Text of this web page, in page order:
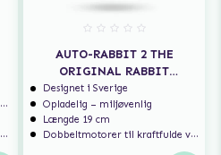
AUTO-RABBIT 2 THE
ORIGINAL RABBIT
VIBRATOR GENOPLADELIG -
LILLA
Designet i Sverige
Opladelig – miljøvenlig
Længde 19 cm
Dobbeltmotorer til kraftfulde vibrationer